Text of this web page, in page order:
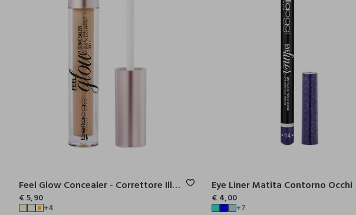
Feel Glow Concealer - Correttore Illuminante
€ 5,90
+4
Eye Liner Matita Contorno Occhi
€ 4,00
+7